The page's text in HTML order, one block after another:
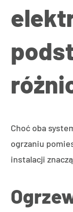
Choć oba
ogrzaniu
instalacji